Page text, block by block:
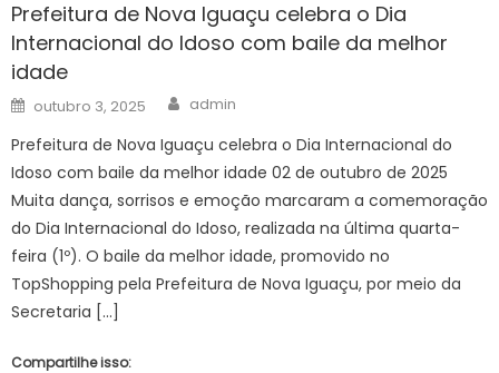
Prefeitura de Nova Iguaçu celebra o Dia
Internacional do Idoso com baile da melhor
idade
Posted
on
outubro 3, 2025 Author
admin
Prefeitura de Nova Iguaçu celebra o Dia Internacional do
Idoso com baile da melhor idade 02 de outubro de 2025
Muita dança, sorrisos e emoção marcaram a comemoração
do Dia Internacional do Idoso, realizada na última quarta-
feira (1º). O baile da melhor idade, promovido no
TopShopping pela Prefeitura de Nova Iguaçu, por meio da
Secretaria […]
Compartilhe isso: